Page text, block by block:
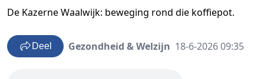
De Kazerne Waalwijk: beweging rond die koffiepot.
Deel Gezondheid & Welzijn 18-6-2026 09:35